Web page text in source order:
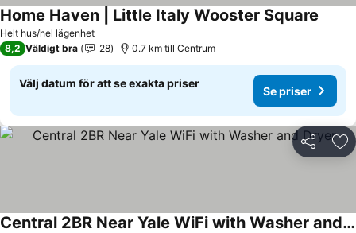
Helt hus/hel lägenhet
Home Haven | Little Italy Wooster Square
8,2 Väldigt bra 28 0.7 km till Centrum
Välj datum för att se exakta priser
Se priser
Dela
Central 2BR Near Yale WiFi with Washer and Dryer